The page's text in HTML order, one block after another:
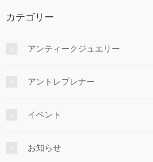
カテゴリー
アンティークジュエリー
アントレプレナー
イベント
お知らせ